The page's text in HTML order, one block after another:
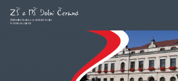
Skip to content